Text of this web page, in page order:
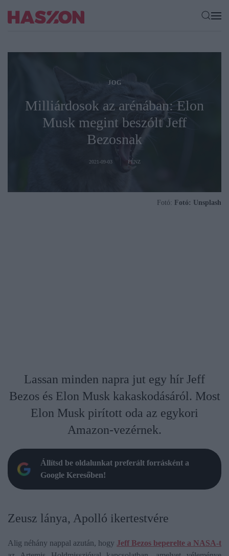
JOG
Milliárdosok az arénában: Elon
Musk megint beszólt Jeff
Bezosnak
2021-09-03 PÉNZ
Fotó: Fotó: Unsplash
Lassan minden napra jut egy hír Jeff
Bezos és Elon Musk kakaskodásáról. Most
Elon Musk pirított oda az egykori
Amazon-vezérnek.
Állítsd be oldalunkat preferált forrásként a
Google Keresőben!
Zeusz lánya, Apolló ikertestvére
Alig néhány nappal azután, hogy Jeff Bezos beperelte a NASA-t